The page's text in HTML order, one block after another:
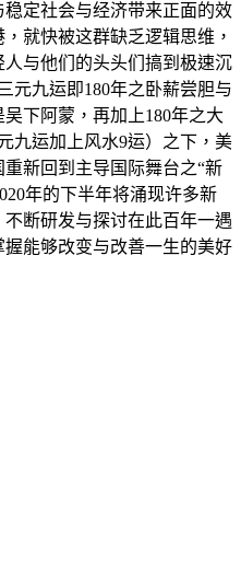
定社会与经济带来正面的效
就快被这群缺乏逻辑思维，
与他们的头头们搞到极速沉
元九运即180年之卧薪尝胆与
下阿蒙，再加上180年之大
九运加上风水9运）之下，美
新回到主导国际舞台之“新
年的下半年将涌现许多新
断研发与探讨在此百年一遇
能够改变与改善一生的美好